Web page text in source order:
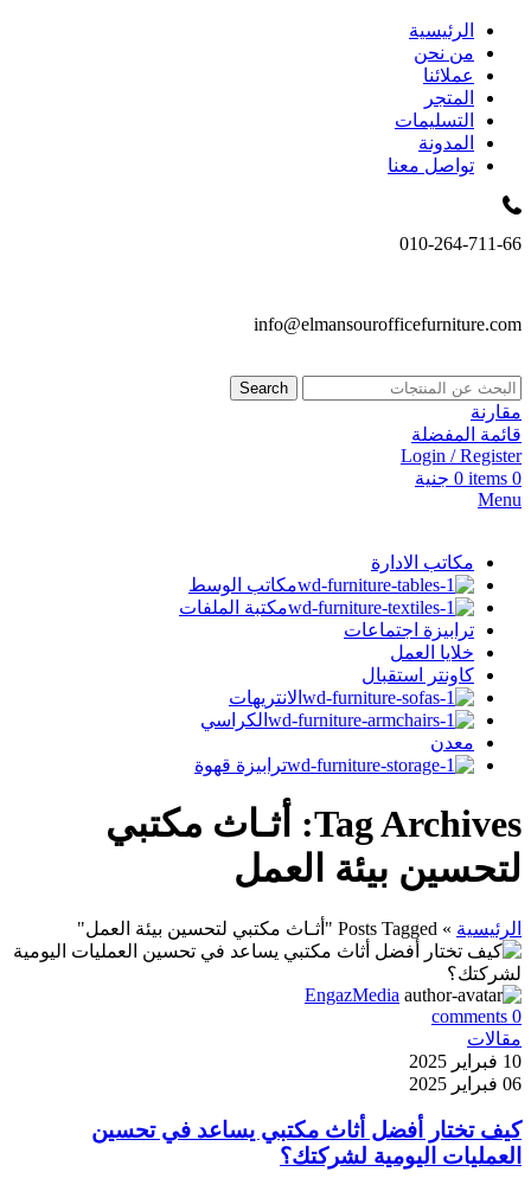
الرئيسية
من نحن
عملائنا
المتجر
التسليمات
المدونة
تواصل معنا
010-264-711-66
info@elmansourofficefurniture.com
Search
مقارنة
قائمة المفضلة
Login / Register
0
items
0 جنية
Menu
مكاتب الادارة
مكاتب الوسط
مكتبة الملفات
ترابيزة اجتماعات
خلايا العمل
كاونتر استقبال
الانتريهات
الكراسي
معدن
ترابيزة قهوة
Tag Archives: أثـاث مكتبي
لتحسين بيئة العمل
الرئيسية » Posts Tagged "أثـاث مكتبي لتحسين بيئة العمل"
EngazMedia
0
comments
مقالات
10 فبراير 2025
06 فبراير 2025
كيف تختار أفضل أثاث مكتبي يساعد في تحسين
العمليات اليومية لشركتك؟